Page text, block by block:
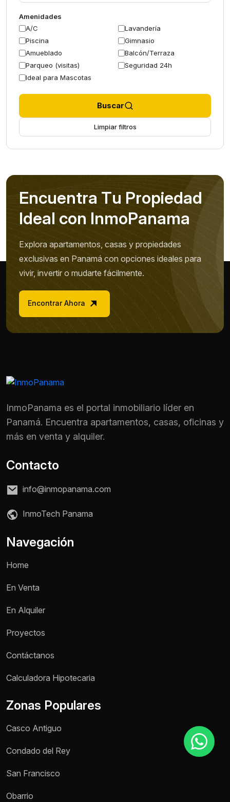
Nombre *
Amenidades
A/C
Lavandería
Piscina
Gimnasio
Amueblado
Balcón/Terraza
Parqueo (visitas)
Seguridad 24h
Ideal para Mascotas
Buscar
Limpiar filtros
Encuentra Tu Propiedad
Ideal con InmoPanama
Explora apartamentos, casas y propiedades
exclusivas en Panamá con opciones ideales para
vivir, invertir o mudarte fácilmente.
Encontrar Ahora
InmoPanama es el portal inmobiliario líder en
Panamá. Encuentra apartamentos, casas, oficinas y
más en venta y alquiler.
Contacto
info@inmopanama.com
InmoTech Panama
Navegación
Home
En Venta
En Alquiler
Proyectos
Contáctanos
Calculadora Hipotecaria
Zonas Populares
Casco Antiguo
Condado del Rey
San Francisco
Obarrio